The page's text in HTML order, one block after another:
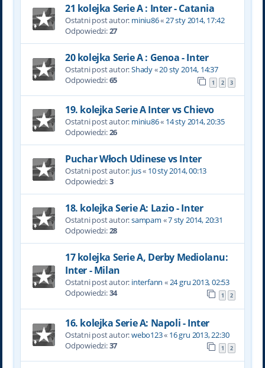
21 kolejka Serie A : Inter - Catania
Ostatni post autor: miniu86«27 sty 2014, 17:42
Odpowiedzi:27
20 kolejka Serie A : Genoa - Inter
Ostatni post autor:Shady«20 sty 2014, 14:37
Odpowiedzi:65 1 2 3
19. kolejka Serie A Inter vs Chievo
Ostatni post autor: miniu86« 14 sty 2014, 20:35
Odpowiedzi:26
Puchar Włoch Udinese vs Inter
Ostatni post autor: jus« 10 sty 2014, 00:13
Odpowiedzi:3
18. kolejka Serie A: Lazio - Inter
Ostatni post autor:sampam «7 sty 2014, 20:31
Odpowiedzi:28
17 kolejka Serie A, Derby Mediolanu:
Inter - Milan
Ostatni post autor: interfann «24 gru 2013, 02:53
Odpowiedzi:34 1 2
16. kolejka Serie A: Napoli - Inter
Ostatni post autor:webo123« 16 gru 2013, 22:30
Odpowiedzi:37 1 2